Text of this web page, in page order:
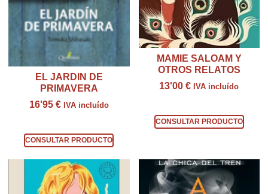
EL JARDIN DE
PRIMAVERA
16'95 € IVA incluído
CONSULTAR PRODUCTO
MAMIE SALOAM Y
OTROS RELATOS
13'00€ IVA incluído
CONSULTAR PRODUCTO